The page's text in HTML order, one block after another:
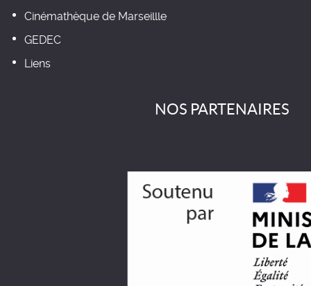
Cinémathèque de Marseillle
GEDEC
Liens
NOS PARTENAIRES